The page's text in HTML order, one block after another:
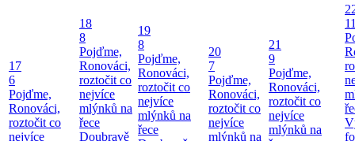
17
6
Pojďme,
Ronováci,
roztočit co
nejvíce
18
8
Pojďme,
Ronováci,
roztočit co
nejvíce
mlýnků na
řece
Doubravě
19
8
Pojďme,
Ronováci,
roztočit co
nejvíce
mlýnků na
řece
20
7
Pojďme,
Ronováci,
roztočit co
nejvíce
mlýnků na
21
9
Pojďme,
Ronováci,
roztočit co
nejvíce
mlýnků na